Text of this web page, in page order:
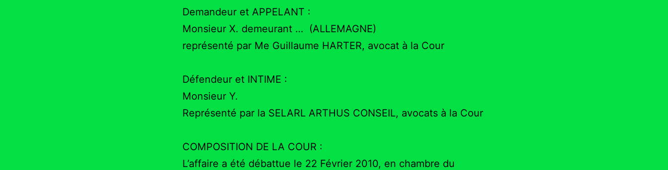
Demandeur et APPELANT :
Monsieur X. demeurant … (ALLEMAGNE)
représenté par Me Guillaume HARTER, avocat à la Cour
Défendeur et INTIME :
Monsieur Y.
Représenté par la SELARL ARTHUS CONSEIL, avocats à la Cour
COMPOSITION DE LA COUR :
L’affaire a été débattue le 22 Février 2010, en chambre du